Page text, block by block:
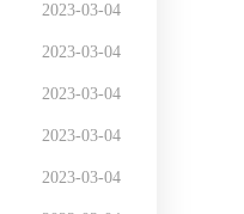
2023-03-04
2023-03-04
2023-03-04
2023-03-04
2023-03-04